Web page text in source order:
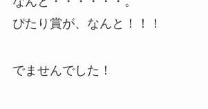
ぴたり賞が、なんと！！！
でませんでした！